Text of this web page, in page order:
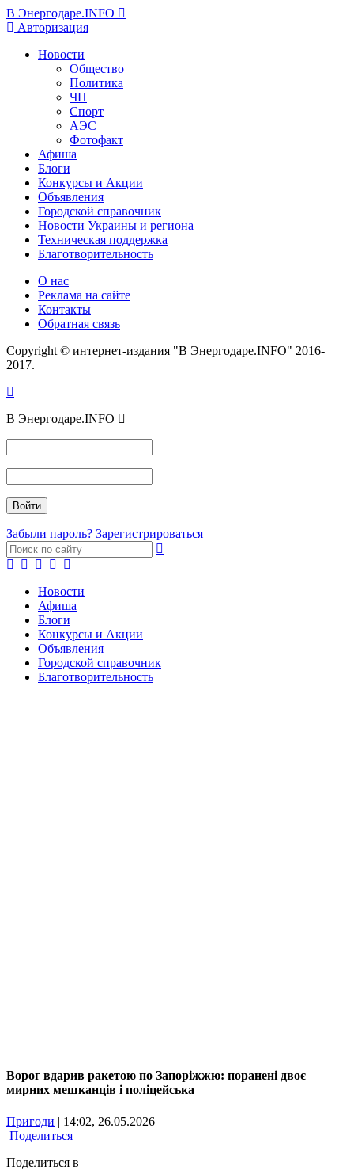
В Энергодаре.INFO
Авторизация
Новости
Общество
Политика
ЧП
Спорт
АЭС
Фотофакт
Афиша
Блоги
Конкурсы и Акции
Объявления
Городской справочник
Новости Украины и региона
Техническая поддержка
Благотворительность
О нас
Реклама на сайте
Контакты
Обратная связь
Copyright © интернет-издания "В Энергодаре.INFO" 2016-
2017.
В Энергодаре.INFO
Забыли пароль? Зарегистрироваться
Новости
Афиша
Блоги
Конкурсы и Акции
Объявления
Городской справочник
Благотворительность
Ворог вдарив ракетою по Запоріжжю: поранені двоє
мирних мешканців і поліцейська
Пригоди | 14:02, 26.05.2026
Поделиться
Поделиться в